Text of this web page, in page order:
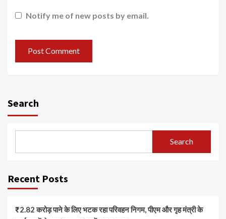
Notify me of new posts by email.
Search
Search
Recent Posts
₹2.82 करोड़ पाने के लिए भटक रहा परिवहन निगम, पीएम और गृह मंत्री के